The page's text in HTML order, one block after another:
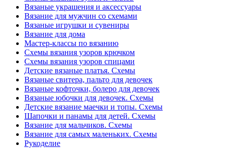
Вязаные украшения и аксессуары
Вязание для мужчин со схемами
Вязаные игрушки и сувениры
Вязание для дома
Мастер-классы по вязанию
Схемы вязания узоров крючком
Схемы вязания узоров спицами
Детские вязаные платья. Схемы
Вязаные свитера, пальто для девочек
Вязаные кофточки, болеро для девочек
Вязаные юбочки для девочек. Схемы
Детские вязание маечки и топы. Схемы
Шапочки и панамы для детей. Схемы
Вязание для мальчиков. Схемы
Вязание для самых маленьких. Схемы
Рукоделие